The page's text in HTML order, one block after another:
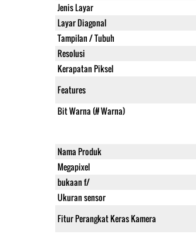
Jenis Layar
Layar Diagonal
Tampilan / Tubuh
Resolusi
Kerapatan Piksel
Features
Bit Warna (# Warna)
Nama Produk
Megapixel
bukaan f/
Ukuran sensor
Fitur Perangkat Keras Kamera